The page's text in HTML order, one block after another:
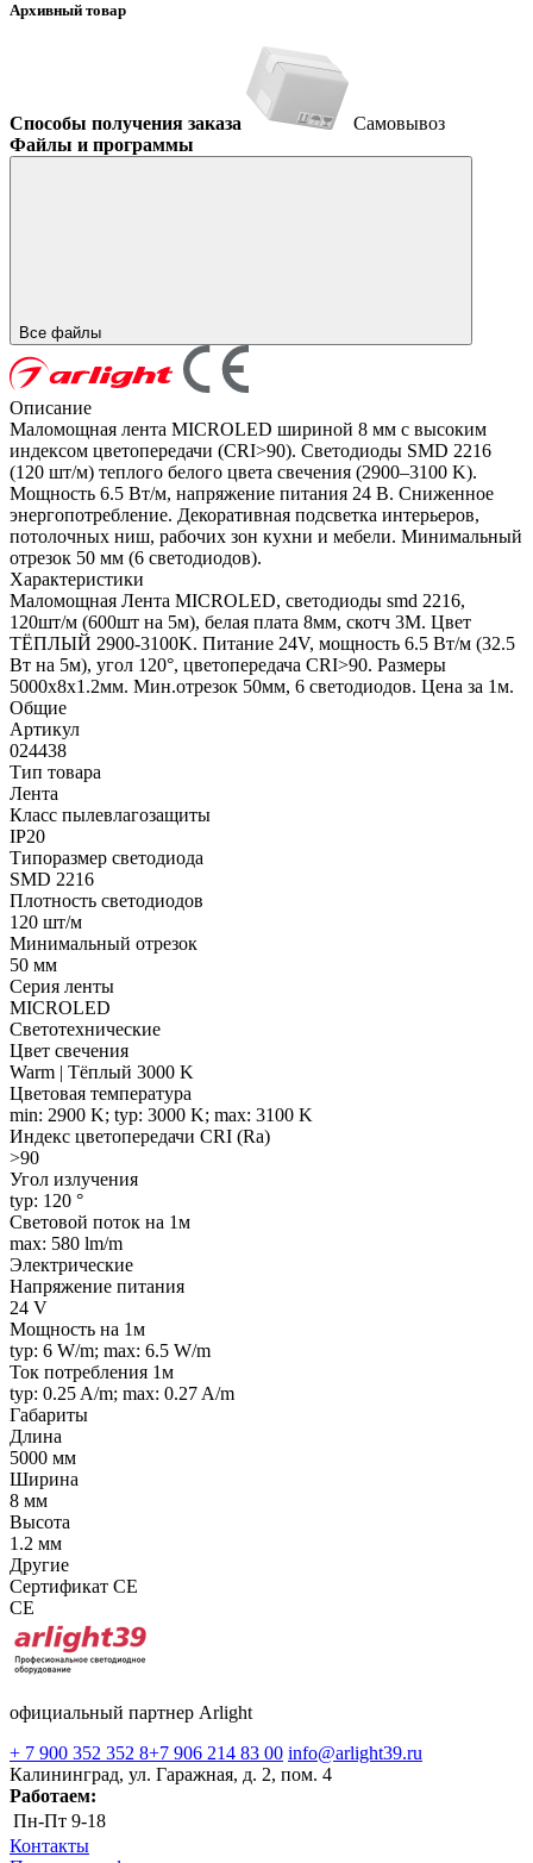
Архивный товар
Способы получения заказа
Самовывоз
Файлы и программы
Все файлы
Описание
Маломощная лента MICROLED шириной 8 мм с высоким
индексом цветопередачи (CRI>90). Светодиоды SMD 2216
(120 шт/м) теплого белого цвета свечения (2900–3100 K).
Мощность 6.5 Вт/м, напряжение питания 24 В. Сниженное
энергопотребление. Декоративная подсветка интерьеров,
потолочных ниш, рабочих зон кухни и мебели. Минимальный
отрезок 50 мм (6 светодиодов).
Характеристики
Маломощная Лента MICROLED, светодиоды smd 2216,
120шт/м (600шт на 5м), белая плата 8мм, скотч 3М. Цвет
ТЁПЛЫЙ 2900-3100K. Питание 24V, мощность 6.5 Вт/м (32.5
Вт на 5м), угол 120°, цветопередача CRI>90. Размеры
5000х8х1.2мм. Мин.отрезок 50мм, 6 светодиодов. Цена за 1м.
Общие
Артикул
024438
Тип товара
Лента
Класс пылевлагозащиты
IP20
Типоразмер светодиода
SMD 2216
Плотность светодиодов
120 шт/м
Минимальный отрезок
50 мм
Серия ленты
MICROLED
Светотехнические
Цвет свечения
Warm | Тёплый 3000 K
Цветовая температура
min: 2900 K; typ: 3000 K; max: 3100 K
Индекс цветопередачи CRI (Ra)
>90
Угол излучения
typ: 120 °
Световой поток на 1м
max: 580 lm/m
Электрические
Напряжение питания
24 V
Мощность на 1м
typ: 6 W/m; max: 6.5 W/m
Ток потребления 1м
typ: 0.25 A/m; max: 0.27 A/m
Габариты
Длина
5000 мм
Ширина
8 мм
Высота
1.2 мм
Другие
Сертификат CE
CE
официальный партнер Arlight
+ 7 900 352 352 8+7 906 214 83 00 info@arlight39.ru
Калининград, ул. Гаражная, д. 2, пом. 4
Работаем:
Пн-Пт 9-18
Контакты